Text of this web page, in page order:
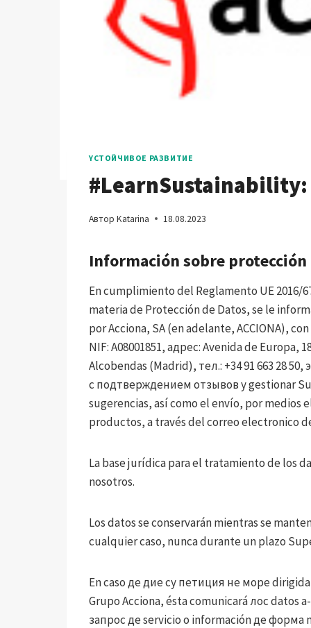
YСТОЙЧИВОЕ РАЗВИТИЕ
Автор Katarina 18.08.2023
Información sobre protección
En cumplimiento del Reglamento UE 2016/
materia de Protección de Datos, se le
por Acciona, SA (en adelante, ACCIONA),
NIF: A08001851, адрес: Avenida de Europa,
Alcobendas (Madrid), тел.: +34 91 663 28
с подтверждением отзывов y gestionar
sugerencias, así como el envío, por medios
productos, a través del correo electronico
La base jurídica para el tratamiento de los
nosotros.
Los datos se conservarán mientras se
cualquier caso, nunca durante un plazo
En caso де дие су петиция не море
Grupo Acciona, ésta comunicará лос datos
запрос де servicio o información де форма